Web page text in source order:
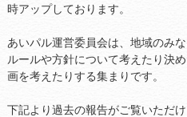
時アップしております。
あいパル運営委員会は、地域のみ
ルールや方針について考えたり決
画を考えたりする集まりです。
下記より過去の報告がご覧いただけ